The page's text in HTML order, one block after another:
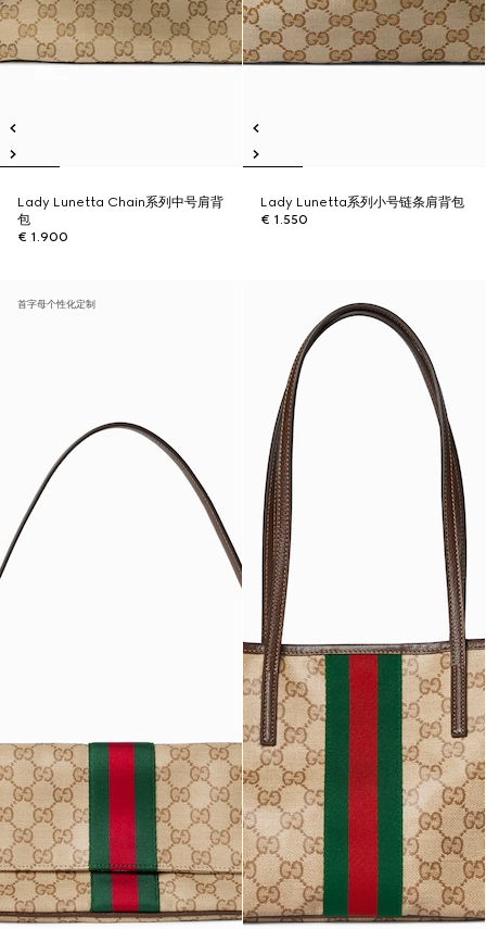
Lady Lunetta Chain系列中号肩背
包
€ 1.900
Lady Lunetta系列小号链条肩背包
€ 1.550
首字母个性化定制